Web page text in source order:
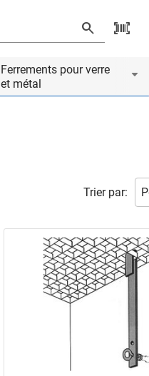
Ferrements pour verre
et métal
Trier par: